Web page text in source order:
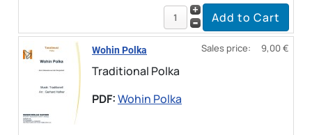
Wohin Polka
Traditional Polka
PDF:Wohin Polka
Sales price: 9,00 €